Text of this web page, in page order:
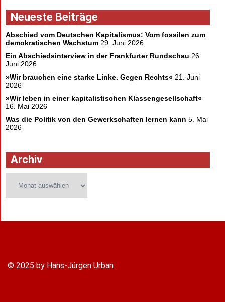
Neueste Beiträge
Abschied vom Deutschen Kapitalismus: Vom fossilen zum
demokratischen Wachstum 29. Juni 2026
Ein Abschiedsinterview in der Frankfurter Rundschau 26.
Juni 2026
»Wir brauchen eine starke Linke. Gegen Rechts« 21. Juni
2026
»Wir leben in einer kapitalistischen Klassengesellschaft«
16. Mai 2026
Was die Politik von den Gewerkschaften lernen kann 5. Mai
2026
Archiv
© 2025 by Hans-Jürgen Urban